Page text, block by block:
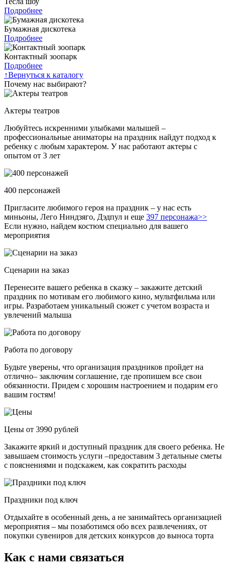
Подробнее
Бумажная дискотека
Подробнее
Контактный зоопарк
Подробнее
↑Вернуться к каталогу
Почему нас выбирают?
Актеры театров
Любуйтесь искренними улыбками малышей –
профессиональные аниматоры на праздник найдут подход к
ребенку с любым характером. У нас работают актеры с
опытом от 3 лет
400 персонажей
Пригласите любимого героя на праздник – у нас есть
миньоны, Лего Ниндзяго, Дэдпул и еще 397 персонажа>>
Если нужно, найдем костюм специально для вашего
мероприятия
Сценарии на заказ
Перенесите вашего ребенка в сказку – закажите детский
праздник по мотивам его любимого кино, мультфильма или
игры. Разработаем уникальный сюжет с учетом возраста и
увлечений малыша
Работа по договору
Будьте уверены, что организация праздников пройдет на
отлично– заключим соглашение, где пропишем все свои
обязанности. Придем с хорошим настроением и подарим его
вашим гостям!
Цены от 3990 рублей
Закажите яркий и доступный праздник для своего ребенка. Не
завышаем стоимость услуги –предоставим 3 детальные сметы
с пояснениями и подскажем, как сократить расходы
Праздники под ключ
Отдыхайте в особенный день, а не занимайтесь организацией
мероприятия – мы позаботимся обо всех развлечениях, от
покупки сувениров для детских конкурсов до выноса торта
Как с нами связаться